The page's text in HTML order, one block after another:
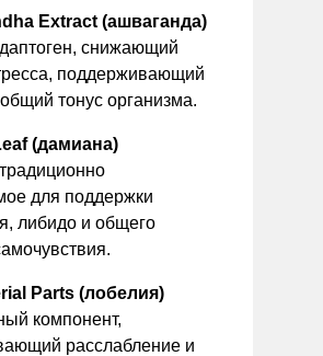
Extract (ашваганда)
снижающий
поддерживающий
тонус организма.
(дамиана)
для поддержки
либидо и общего
Parts (лобелия)
компонент,
расслабление и